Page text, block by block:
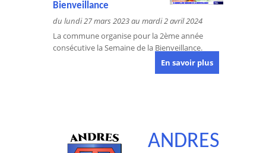
Bienveillance
du lundi 27 mars 2023 au mardi 2 avril 2024
La commune organise pour la 2ème année
consécutive la Semaine de la Bienveillance.
En savoir plus
ANDRES